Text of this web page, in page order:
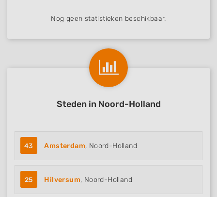
Nog geen statistieken beschikbaar.
Steden in Noord-Holland
43 Amsterdam, Noord-Holland
25 Hilversum, Noord-Holland